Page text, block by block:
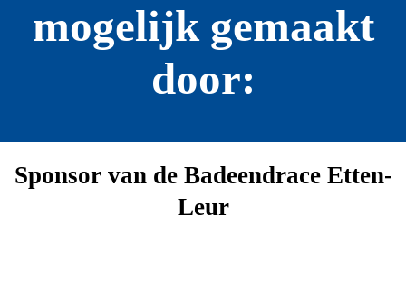
mogelijk gemaakt
door:
Sponsor van de Badeendrace Etten-
Leur